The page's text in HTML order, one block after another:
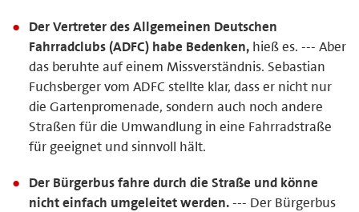
Der Vertreter des Allgemeinen Deutschen
Fahrradclubs (ADFC) habe Bedenken, hieß es. --- Aber
das beruhte auf einem Missverständnis. Sebastian
Fuchsberger vom ADFC stellte klar, dass er nicht nur
die Gartenpromenade, sondern auch noch andere
Straßen für die Umwandlung in eine Fahrradstraße
für geeignet und sinnvoll hält.
Der Bürgerbus fahre durch die Straße und könne
nicht einfach umgeleitet werden.--- Der Bürgerbus